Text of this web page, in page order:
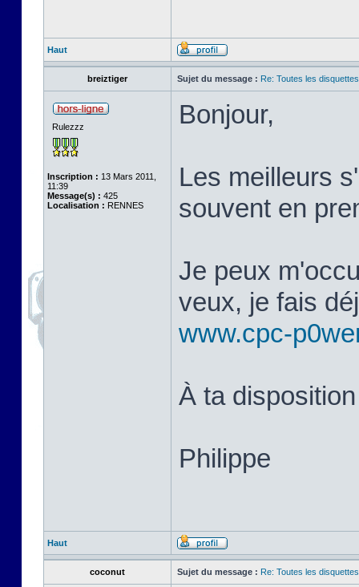
Haut
breiztiger Sujet du message : Re: Toutes les
Rulezzz
Inscription : 13 Mars 2011,
11:39
Message(s) : 425
Localisation : RENNES
Bonjour,
Les meilleurs
souvent en
Je peux
veux, je fais
www.cpc-
À ta disposition
Philippe
Haut
coconut Sujet du message : Re: Toutes les